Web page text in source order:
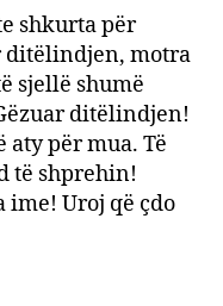
shkurta për
ditëlindjen, motra
sjellë shumë
ditëlindjen!
për mua. Të
të shprehin!
Uroj që çdo